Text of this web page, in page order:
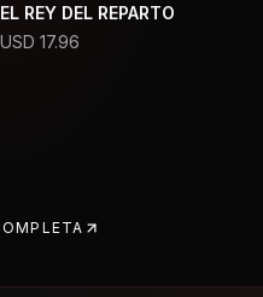
EL REY DEL REPARTO
USD 17.96